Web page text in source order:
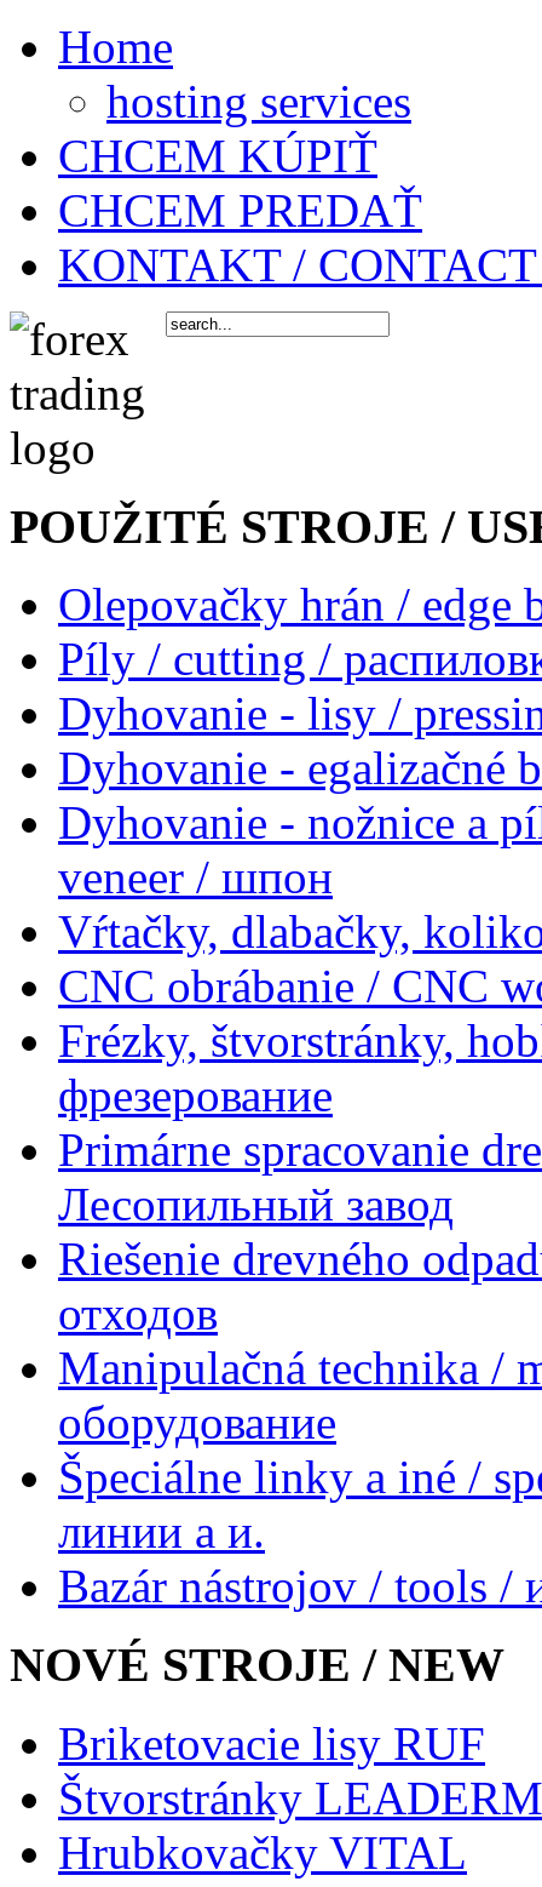
Home
hosting services
CHCEM KÚPIŤ
CHCEM PREDAŤ
KONTAKT /
POUŽITÉ STROJE /
Olepovačky hrán / edge
Píly / cutting /
Dyhovanie - lisy /
Dyhovanie - egalizačné
Dyhovanie - nožnice a
veneer / шпон
Vŕtačky, dlabačky,
CNC obrábanie / CNC
Frézky, štvorstránky,
фрезерование
Primárne spracovanie
Лесопильный завод
Riešenie drevného
отходов
Manipulačná technika /
оборудование
Špeciálne linky a iné /
линии a и.
Bazár nástrojov / tools /
NOVÉ STROJE / NEW
Briketovacie lisy RUF
Štvorstránky
Hrubkovačky VITAL